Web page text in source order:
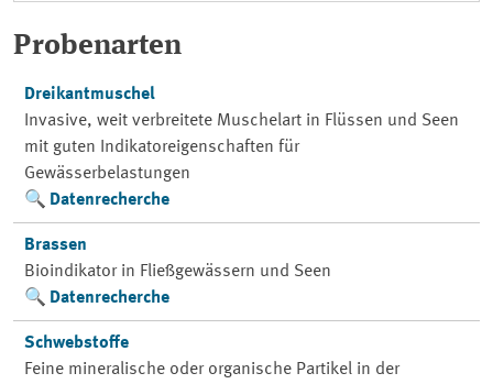
Probenarten
Dreikantmuschel
Invasive, weit verbreitete Muschelart in Flüssen und Seen
mit guten Indikatoreigenschaften für
Gewässerbelastungen
Datenrecherche
Brassen
Bioindikator in Fließgewässern und Seen
Datenrecherche
Schwebstoffe
Feine mineralische oder organische Partikel in der